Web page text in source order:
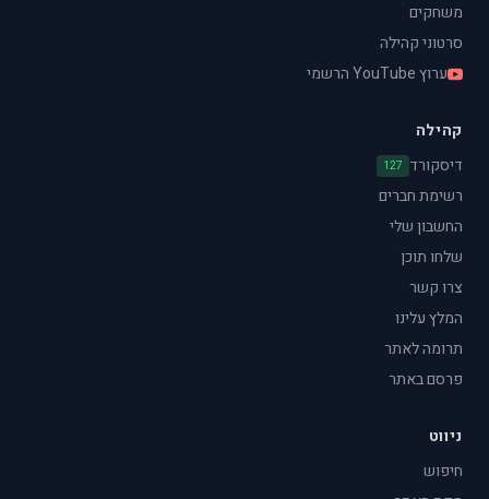
משחקים
סרטוני קהילה
ערוץ YouTube הרשמי
קהילה
דיסקורד 127
רשימת חברים
החשבון שלי
שלחו תוכן
צרו קשר
המלץ עלינו
תרומה לאתר
פרסם באתר
ניווט
חיפוש